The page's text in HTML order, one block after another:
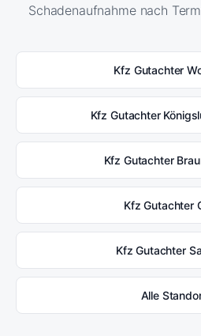
Schadenaufnahme nach
Kfz Gutachter
Kfz Gutachter
Kfz Gutachter
Kfz Gutachter
Kfz Gutachter
Alle